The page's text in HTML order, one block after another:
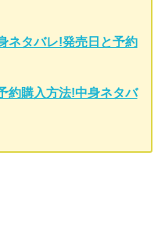
ネタバレ!発売日と予約
約購入方法!中身ネタバ